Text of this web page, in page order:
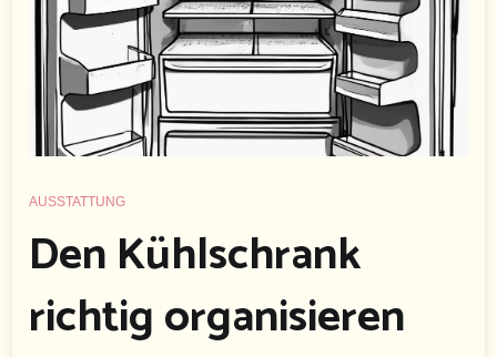
AUSSTATTUNG
Den Kühlschrank
richtig organisieren